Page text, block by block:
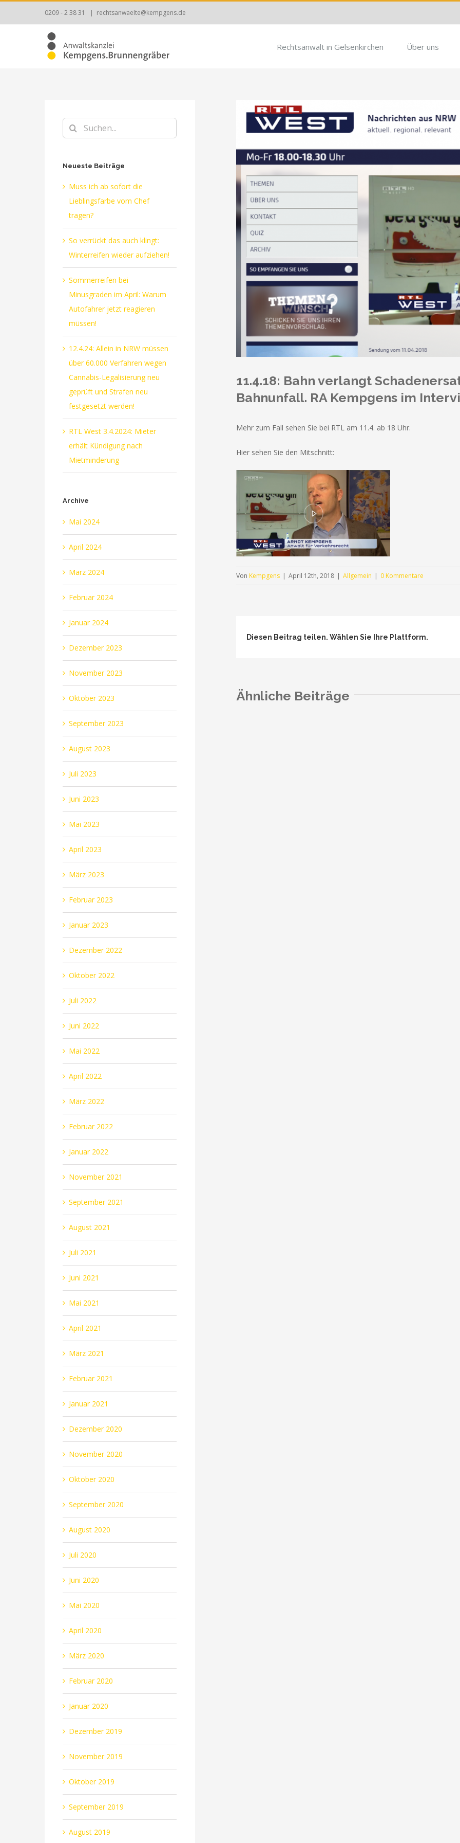
0209 - 2 38 31 | rechtsanwaelte@kempgens.de
Rechtsanwalt in Gelsenkirchen Über uns
grösseres
Bild
11.4.18: Bahn verlangt
Bahnunfall. RA Kempgens im
Mehr zum Fall sehen Sie bei RTL am 11.4. ab 18 Uhr.
Hier sehen Sie den Mitschnitt:
Von Kempgens | April 12th, 2018 | Allgemein | 0 Kommentare
Diesen Beitrag teilen. Wählen Sie Ihre Plattform.
Ähnliche Beiträge
Suche
nach:
Neueste Beiträge
Muss ich ab sofort die
Lieblingsfarbe vom Chef
tragen?
So verrückt das auch klingt:
Winterreifen wieder aufziehen!
Sommerreifen bei
Minusgraden im April: Warum
Autofahrer jetzt reagieren
müssen!
12.4.24: Allein in NRW müssen
über 60.000 Verfahren wegen
Cannabis-Legalisierung neu
geprüft und Strafen neu
festgesetzt werden!
RTL West 3.4.2024: Mieter
erhält Kündigung nach
Mietminderung
Archive
Mai 2024
April 2024
März 2024
Februar 2024
Januar 2024
Dezember 2023
November 2023
Oktober 2023
September 2023
August 2023
Juli 2023
Juni 2023
Mai 2023
April 2023
März 2023
Februar 2023
Januar 2023
Dezember 2022
Oktober 2022
Juli 2022
Juni 2022
Mai 2022
April 2022
März 2022
Februar 2022
Januar 2022
November 2021
September 2021
August 2021
Juli 2021
Juni 2021
Mai 2021
April 2021
März 2021
Februar 2021
Januar 2021
Dezember 2020
November 2020
Oktober 2020
September 2020
August 2020
Juli 2020
Juni 2020
Mai 2020
April 2020
März 2020
Februar 2020
Januar 2020
Dezember 2019
November 2019
Oktober 2019
September 2019
August 2019